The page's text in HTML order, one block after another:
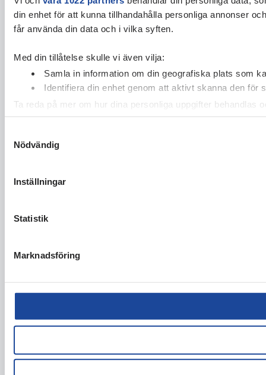
din enhet för att kunna tillhandahålla personliga annonser
får använda din data och i vilka syften.
Med din tillåtelse skulle vi även vilja:
Samla in information om din geografiska plats som
Identifiera din enhet genom att aktivt skanna den för
Ta reda på mer om hur dina personliga uppgifter behandlas
cookie-förklaringen.
Vi använder enhetsidentifierare för att anpassa innehållet
Nödvändig
Inställningar
Statistik
Marknadsföring